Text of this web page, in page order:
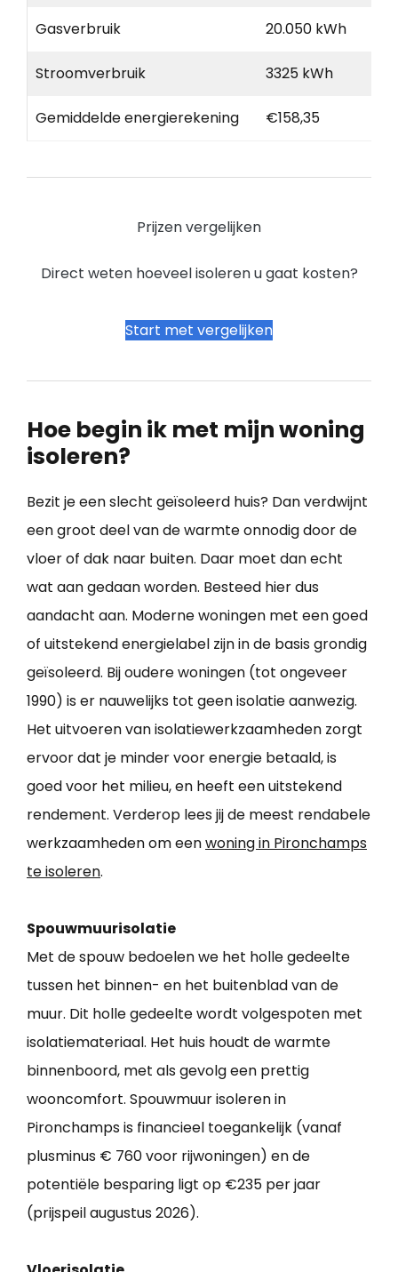
Gasverbruik 20.050 kWh
Stroomverbruik 3325 kWh
Gemiddelde energierekening €158,35
Prijzen vergelijken
Direct weten hoeveel isoleren u gaat kosten?
Start met vergelijken
Hoe begin ik met mijn woning
isoleren?
Bezit je een slecht geïsoleerd huis? Dan verdwijnt
een groot deel van de warmte onnodig door de
vloer of dak naar buiten. Daar moet dan echt
wat aan gedaan worden. Besteed hier dus
aandacht aan. Moderne woningen met een goed
of uitstekend energielabel zijn in de basis grondig
geïsoleerd. Bij oudere woningen (tot ongeveer
1990) is er nauwelijks tot geen isolatie aanwezig.
Het uitvoeren van isolatiewerkzaamheden zorgt
ervoor dat je minder voor energie betaald, is
goed voor het milieu, en heeft een uitstekend
rendement. Verderop lees jij de meest rendabele
werkzaamheden om eenwoning in Pironchamps
te isoleren.
Spouwmuurisolatie
Met de spouw bedoelen we het holle gedeelte
tussen het binnen- en het buitenblad van de
muur. Dit holle gedeelte wordt volgespoten met
isolatiemateriaal. Het huis houdt de warmte
binnenboord, met als gevolg een prettig
wooncomfort. Spouwmuur isoleren in
Pironchamps is financieel toegankelijk (vanaf
plusminus € 760 voor rijwoningen) en de
potentiële besparing ligt op €235 per jaar
(prijspeil augustus 2026).